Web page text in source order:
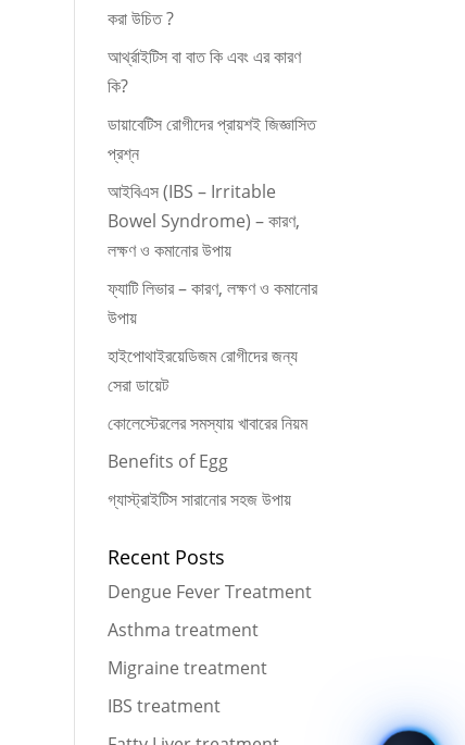
করা উচিত ?
আর্থ্রাইটিস বা বাত কি এবং এর কারণ
কি?
ডায়াবেটিস রোগীদের প্রায়শই জিজ্ঞাসিত
প্রশ্ন
আইবিএস (IBS – Irritable
Bowel Syndrome) – কারণ,
লক্ষণ ও কমানোর উপায়
ফ্যাটি লিভার – কারণ, লক্ষণ ও কমানোর
উপায়
হাইপোথাইরয়েডিজম রোগীদের জন্য
সেরা ডায়েট
কোলেস্টেরলের সমস্যায় খাবারের নিয়ম
Benefits of Egg
গ্যাস্ট্রাইটিস সারানোর সহজ উপায়
Recent Posts
Dengue Fever Treatment
Asthma treatment
Migraine treatment
IBS treatment